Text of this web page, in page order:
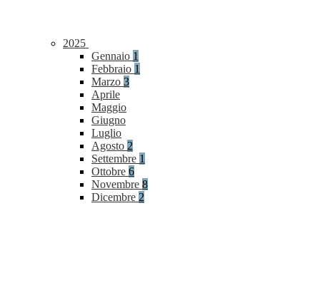
2025
Gennaio 1
Febbraio 1
Marzo 3
Aprile
Maggio
Giugno
Luglio
Agosto 2
Settembre 1
Ottobre 6
Novembre 8
Dicembre 2